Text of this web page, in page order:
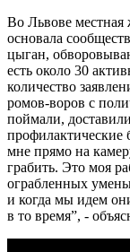
Во Львове местная
основала
цыган,
есть около 30
количество
ромов-воров с
поймали,
мне прямо на
грабить. Это моя
ограбленных
и когда мы идем
в то время”, -